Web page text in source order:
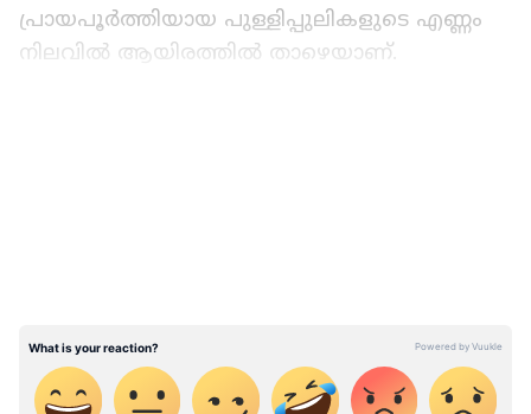
പ്രായപൂർത്തിയായ പുള്ളിപ്പുലികളുടെ എണ്ണം
നിലവിൽ ആയിരത്തിൽ താഴെയാണ്.
പതിഞ്ഞിട്ടുണ്ട്. ഇന്റർനെറ്റ്
ഉപയോക്താക്കൾക്കിടയിൽ വലിയ